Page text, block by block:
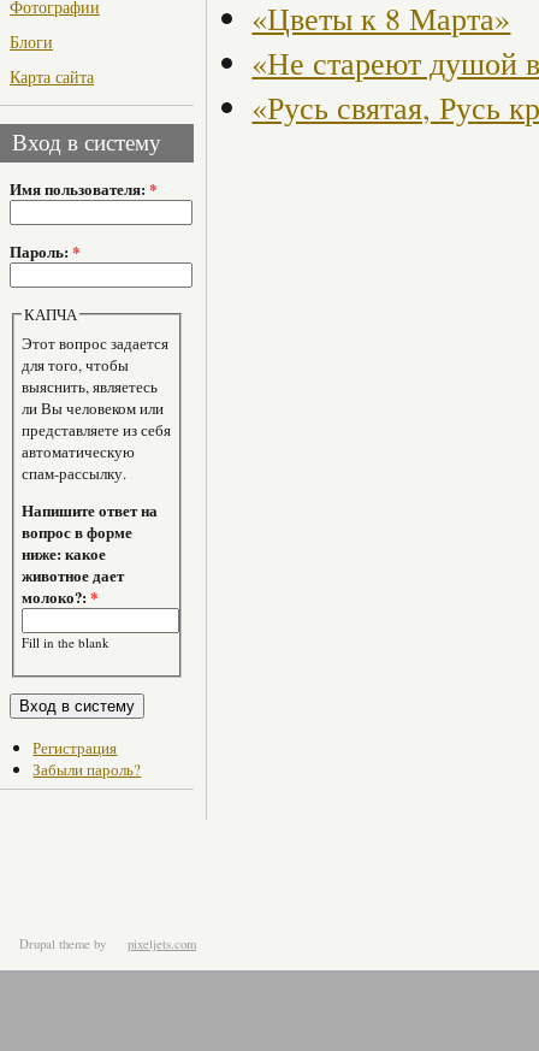
Фотографии
Блоги
Карта сайта
Вход в систему
Имя пользователя: *
Пароль: *
КАПЧА
Этот вопрос задается
для того, чтобы
выяснить, являетесь
ли Вы человеком или
представляете из себя
автоматическую
спам-рассылку.
Напишите ответ на
вопрос в форме
ниже: какое
животное дает
молоко?:*
Fill in the blank
Регистрация
Забыли пароль?
«Цветы к 8 Марта»
«Не стареют душой
«Русь святая, Русь
Drupal theme by pixeljets.com